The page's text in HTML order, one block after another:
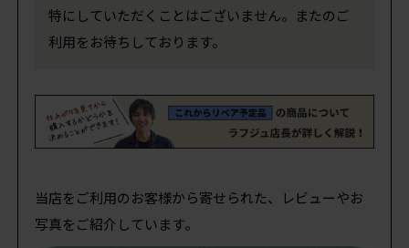
特にしていただくことはございません。またのご
利用をお待ちしております。
当店をご利用のお客様から寄せられた、レビューやお
写真をご紹介しています。